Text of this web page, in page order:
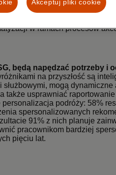
horyzoncie pojawiają się
decyzje dotyczące
w ramach procesów
będą napędzać potrzeby i
na przyszłość są
mogą
usprawniać raportowanie
podróży: 58%
spersonalizowanych
91% z nich planuje
pracownikom bardziej
pięciu lat.
Akceptuj pliki cookie